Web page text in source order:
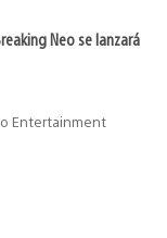
Neo se lanzará
Entertainment